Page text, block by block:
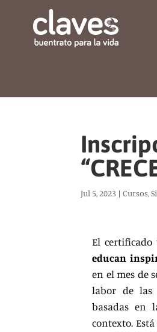
Jul 5, 2023 |Cursos,
El certificado
educan
en el mes de
labor de las
basadas en
contexto.